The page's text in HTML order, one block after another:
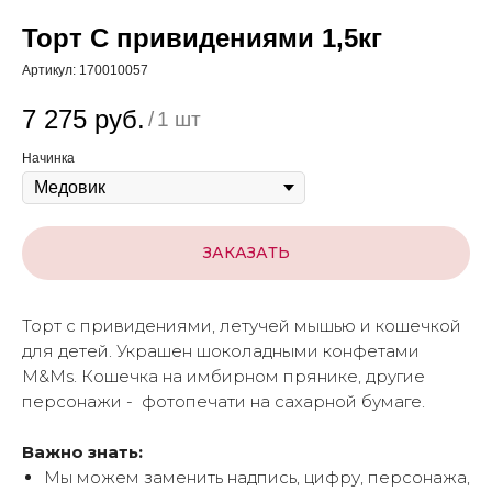
Торт С привидениями 1,5кг
Артикул: 170010057
7 275 руб. /1 шт
Начинка
ЗАКАЗАТЬ
Торт с привидениями, летучей мышью и кошечкой
для детей. Украшен шоколадными конфетами
M&Ms. Кошечка на имбирном прянике, другие
персонажи - фотопечати на сахарной бумаге.
Важно знать:
Мы можем заменить надпись, цифру, персонажа,